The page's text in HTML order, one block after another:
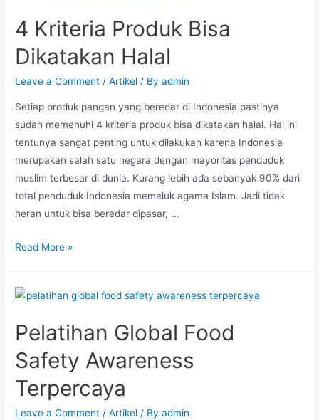
4 Kriteria Produk Bisa
Dikatakan Halal
Leave a Comment /Artikel / Byadmin
Setiap produk pangan yang beredar di Indonesia pastinya
sudah memenuhi 4 kriteria produk bisa dikatakan halal. Hal ini
tentunya sangat penting untuk dilakukan karena Indonesia
merupakan salah satu negara dengan mayoritas penduduk
muslim terbesar di dunia. Kurang lebih ada sebanyak 90% dari
total penduduk Indonesia memeluk agama Islam. Jadi tidak
heran untuk bisa beredar dipasar, …
Read More »
Pelatihan Global Food
Safety Awareness
Terpercaya
Leave a Comment /Artikel / Byadmin